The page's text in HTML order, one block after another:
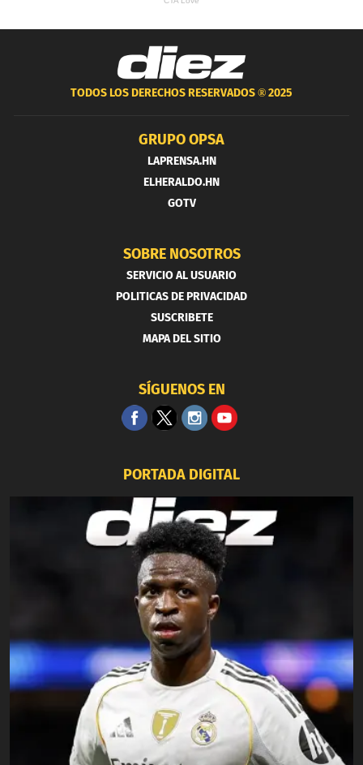
TODOS LOS DERECHOS RESERVADOS ®2025
GRUPO OPSA
LAPRENSA.HN
ELHERALDO.HN
GOTV
SOBRE NOSOTROS
SERVICIO AL USUARIO
POLITICAS DE PRIVACIDAD
SUSCRIBETE
MAPA DEL SITIO
SÍGUENOS EN
PORTADA DIGITAL